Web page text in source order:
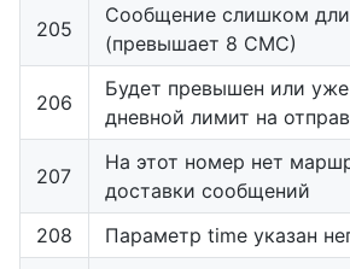
205
Сообщение слишком
(превышает 8 СМС)
206
Будет превышен или
дневной лимит на
207
На этот номер нет
доставки сообщений
208
Параметр time указан